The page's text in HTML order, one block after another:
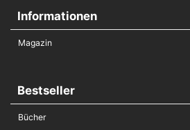
Informationen
Magazin
Bestseller
Bücher